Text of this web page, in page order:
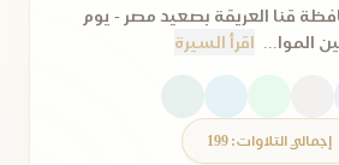
قنا العريقة بصعيد مصر - يوم
الموا...
اقرأ السيرة
إجمالي التلاوات: 199